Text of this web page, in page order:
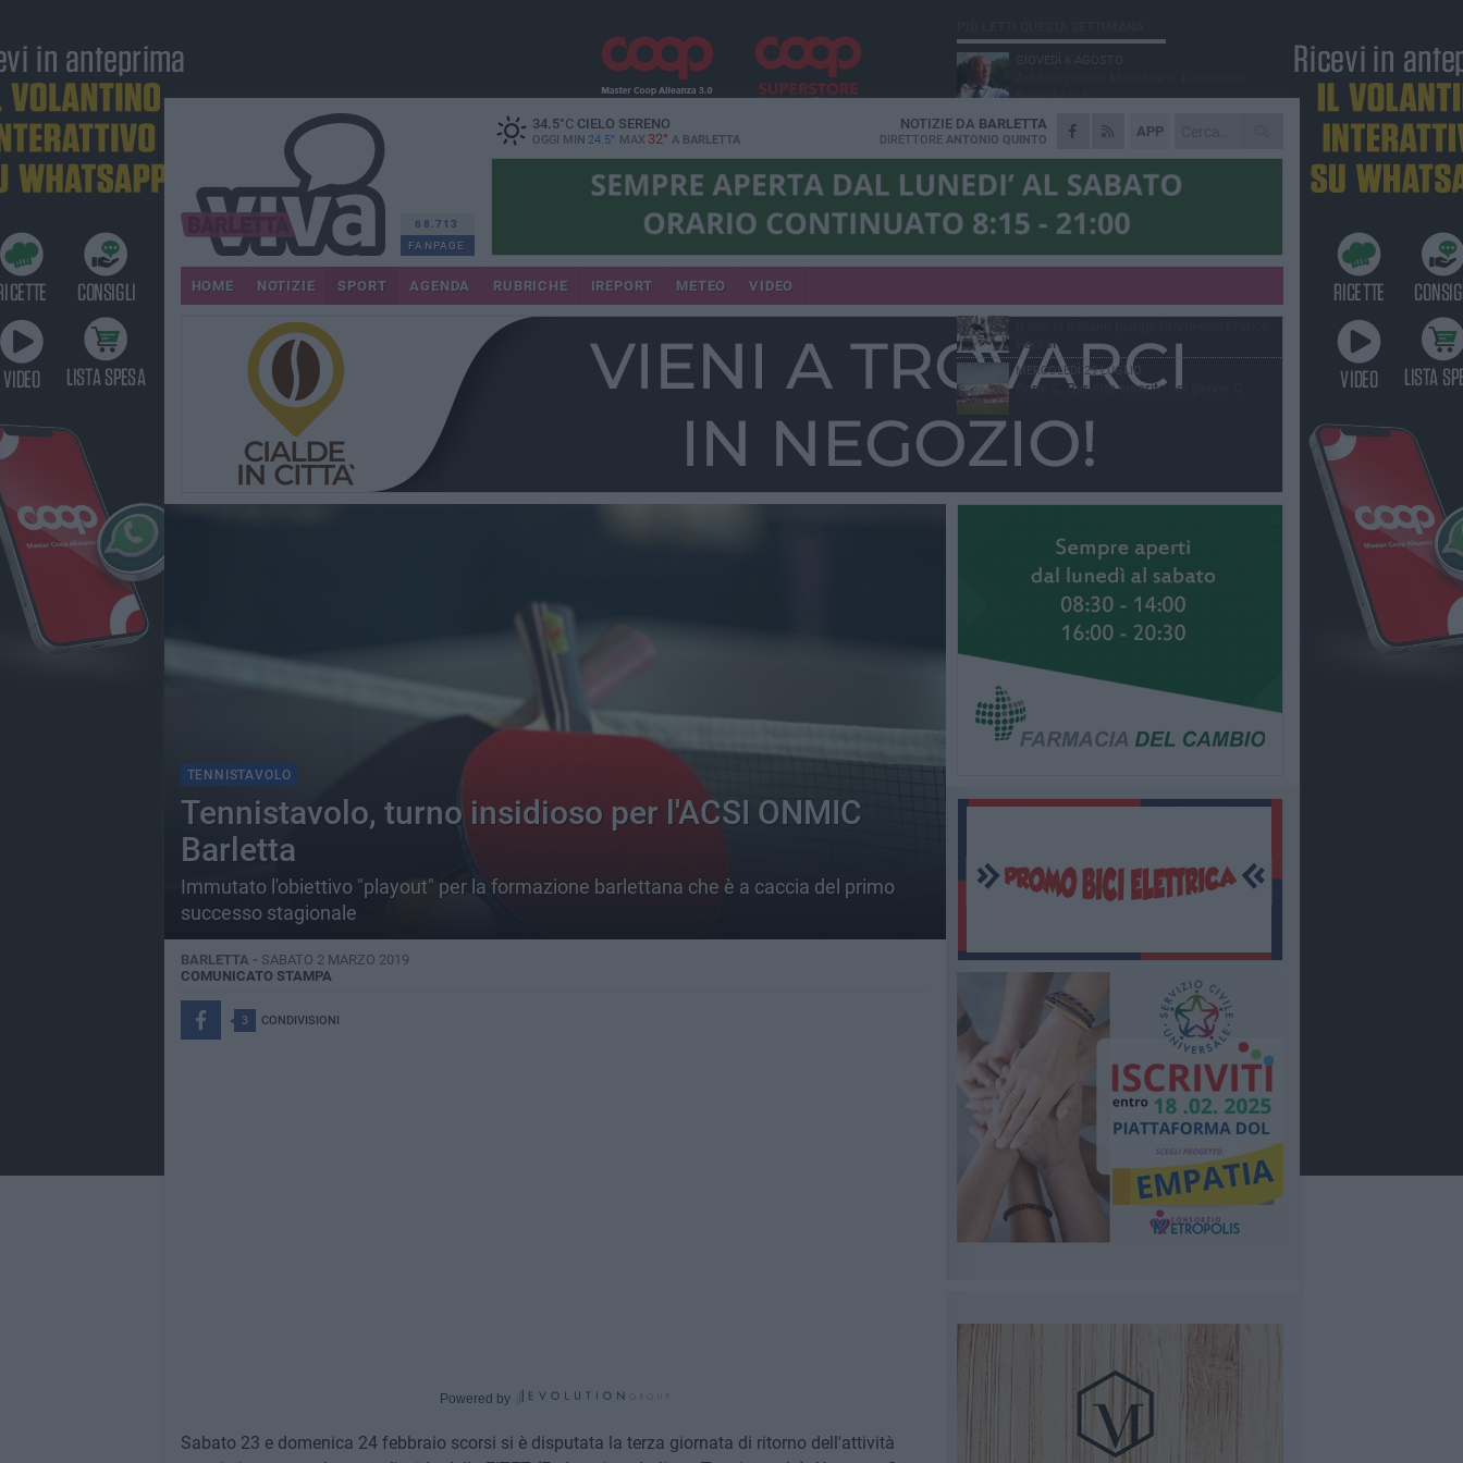
68.713
FANPAGE
34.5°CCIELO SERENO
OGGI MIN 24.5° MAX 32° A BARLETTA
APP
NOTIZIE DA BARLETTA
DIRETTORE ANTONIO QUINTO
HOME NOTIZIE SPORT AGENDA RUBRICHE IREPORT METEO VIDEO
TENNISTAVOLO
Tennistavolo, turno insidioso per l'ACSI ONMIC
Barletta
Immutato l'obiettivo "playout" per la formazione barlettana che è a caccia del primo
successo stagionale
BARLETTA - SABATO 2 MARZO 2019
COMUNICATO STAMPA
3 CONDIVISIONI
Powered by
Sabato 23 e domenica 24 febbraio scorsi si è disputata la terza giornata di ritorno dell'attività
Barletta in B
SABATO 1 AGOSTO
Poker di Da Silva, Barletta batte Soccer
Trani 4-1 in amichevole
VENERDÌ 31 LUGLIO
prime otto giornate di campionato.
Barletta 1922: un avvio tostissimo e
VENERDÌ 31 LUGLIO
Baresi
MERCOLEDÌ 29 LUGLIO
Serie C, Barletta inserito nel girone C